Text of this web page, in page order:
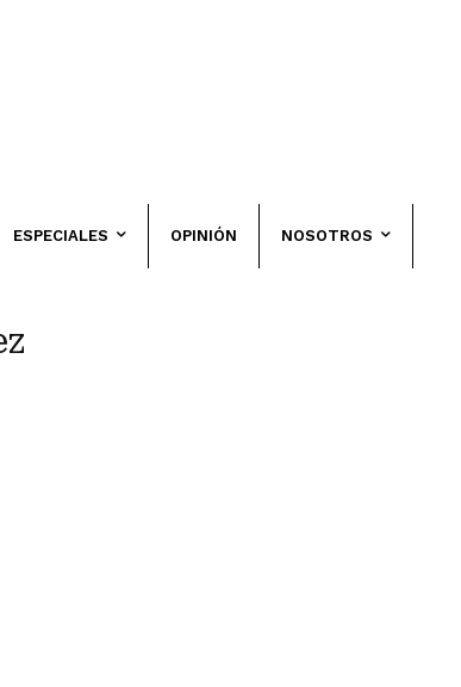
ESPECIALES OPINIÓN NOSOTROS